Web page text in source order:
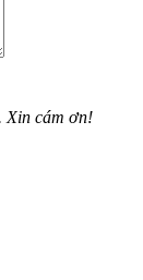
Xin cám ơn!